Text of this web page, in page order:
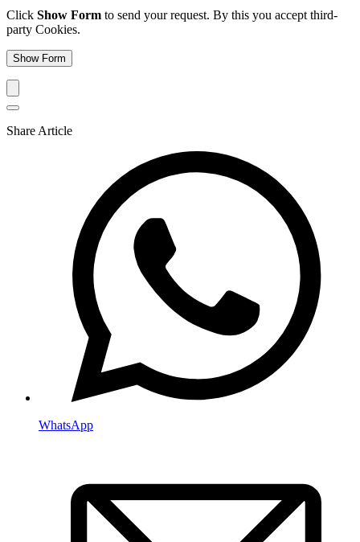
Click Show Form to send your request. By this you accept third-
party Cookies.
Show Form
Share Article
WhatsApp